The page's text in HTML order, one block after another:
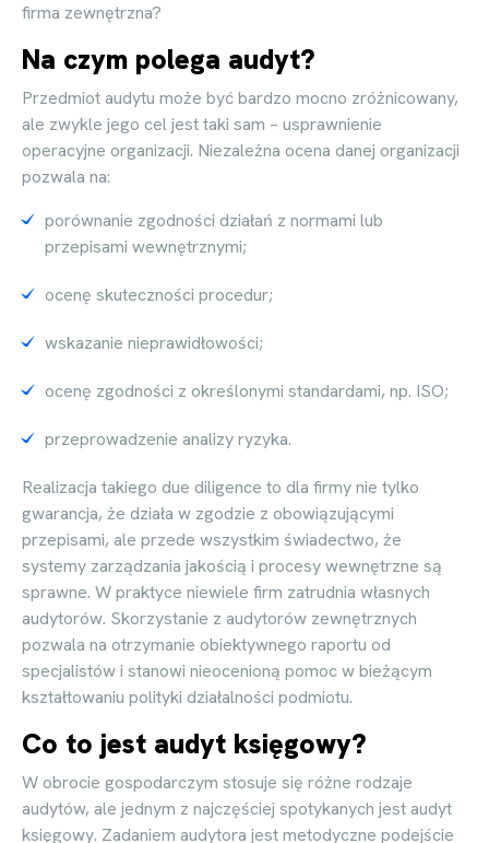
firma zewnętrzna?
Na czym polega audyt?
Przedmiot audytu może być bardzo mocno zróżnicowany,
ale zwykle jego cel jest taki sam – usprawnienie
operacyjne organizacji. Niezależna ocena danej organizacji
pozwala na:
porównanie zgodności działań z normami lub
przepisami wewnętrznymi;
ocenę skuteczności procedur;
wskazanie nieprawidłowości;
ocenę zgodności z określonymi standardami, np. ISO;
przeprowadzenie analizy ryzyka.
Realizacja takiego due diligence to dla firmy nie tylko
gwarancja, że działa w zgodzie z obowiązującymi
przepisami, ale przede wszystkim świadectwo, że
systemy zarządzania jakością i procesy wewnętrzne są
sprawne. W praktyce niewiele firm zatrudnia własnych
audytorów. Skorzystanie z audytorów zewnętrznych
pozwala na otrzymanie obiektywnego raportu od
specjalistów i stanowi nieocenioną pomoc w bieżącym
kształtowaniu polityki działalności podmiotu.
Co to jest audyt księgowy?
W obrocie gospodarczym stosuje się różne rodzaje
audytów, ale jednym z najczęściej spotykanych jest audyt
księgowy. Zadaniem audytora jest metodyczne podejście